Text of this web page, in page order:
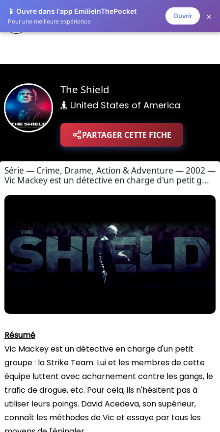
📱 Ouvre dans l'app EmilieInThePocket
Pour une meilleure expérience
Ouvrir ×
ZAPLISTOO
The Shield
United States of America
PARTAGER CETTE FICHE
Série — Crime, Drame, Action & Adventure — 2002 —
Vic Mackey est un détective en charge d'un petit g...
Résumé
Vic Mackey est un détective en charge d'un petit
groupe : la Strike Team. Lui et les membres de cette
équipe luttent avec acharnement contre les gangs, le
trafic de drogue, etc. Pour cela, ils n'hésitent pas à
utiliser leurs poings. David Acedeva, son supérieur,
connaît les méthodes de Vic et essaye par tous les